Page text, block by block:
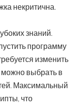
некритична.
знаний.
программу
изменить
можно выбрать в
Максимальный
что